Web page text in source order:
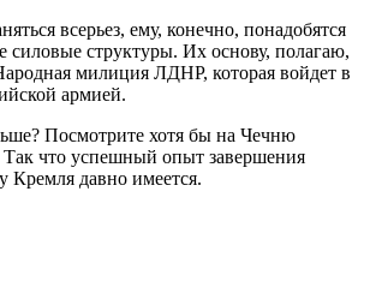
всерьез, ему, конечно, понадобятся
силовые структуры. Их основу, полагаю,
милиция ЛДНР, которая войдет в
армией.
Посмотрите хотя бы на Чечню
что успешный опыт завершения
Кремля давно имеется.